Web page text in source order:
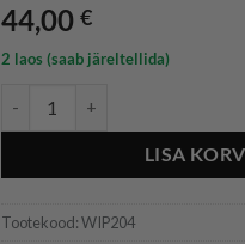
44,00 €
2 laos (saab järeltellida)
LISA
Tootekood:WIP204